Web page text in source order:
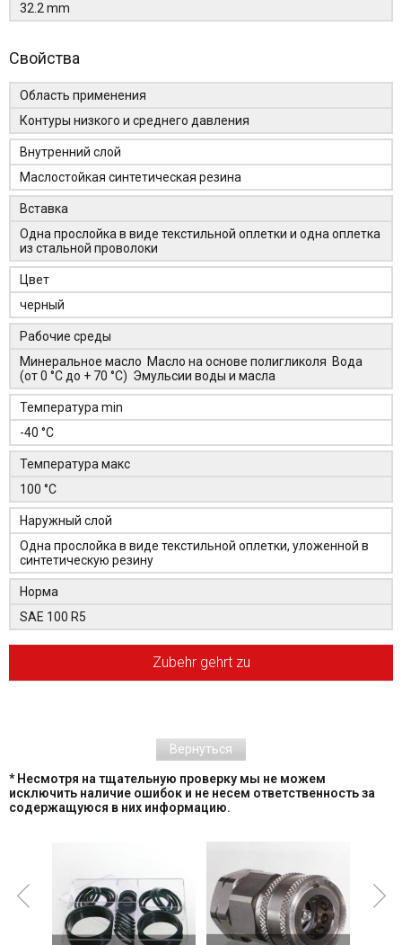
32.2 mm
Свойства
Область применения
Контуры низкого и среднего давления
Внутренний слой
Маслостойкая синтетическая резина
Вставка
Одна прослойка в виде текстильной оплетки и одна оплетка
из стальной проволоки
Цвет
черный
Рабочие среды
Минеральное масло Масло на основе полигликоля Вода
(от 0 °C до + 70 °C) Эмульсии воды и масла
Температура min
-40 °C
Температура макс
100 °C
Наружный слой
Одна прослойка в виде текстильной оплетки, уложенной в
синтетическую резину
Норма
SAE 100 R5
Zubehr gehrt zu
Вернуться
* Несмотря на тщательную проверку мы не можем
исключить наличие ошибок и не несем ответственность за
содержащуюся в них информацию.